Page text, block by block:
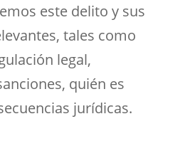
este delito y sus
tales como
legal,
quién es
jurídicas.